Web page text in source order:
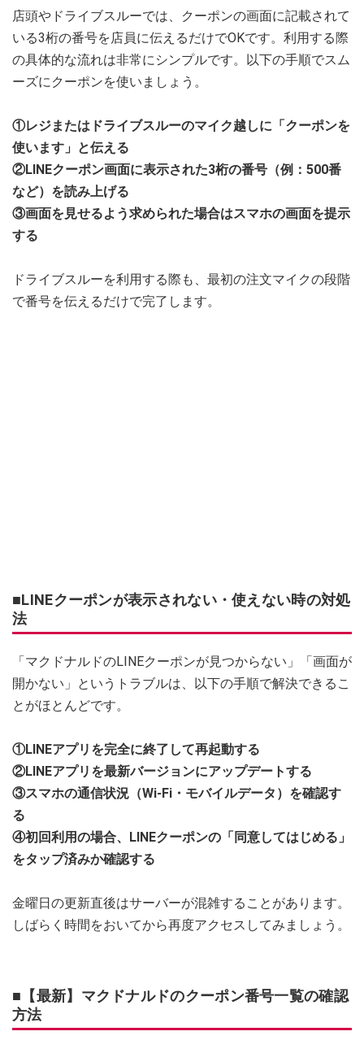
店頭やドライブスルーでは、クーポンの画面に記載されて
いる3桁の番号を店員に伝えるだけでOKです。利用する際
の具体的な流れは非常にシンプルです。以下の手順でスム
ーズにクーポンを使いましょう。
①レジまたはドライブスルーのマイク越しに「クーポンを
使います」と伝える
②LINEクーポン画面に表示された3桁の番号（例：500番
など）を読み上げる
③画面を見せるよう求められた場合はスマホの画面を提示
する
ドライブスルーを利用する際も、最初の注文マイクの段階
で番号を伝えるだけで完了します。
■LINEクーポンが表示されない・使えない時の対処
法
「マクドナルドのLINEクーポンが見つからない」「画面が
開かない」というトラブルは、以下の手順で解決できるこ
とがほとんどです。
①LINEアプリを完全に終了して再起動する
②LINEアプリを最新バージョンにアップデートする
③スマホの通信状況（Wi-Fi・モバイルデータ）を確認す
る
④初回利用の場合、LINEクーポンの「同意してはじめる」
をタップ済みか確認する
金曜日の更新直後はサーバーが混雑することがあります。
しばらく時間をおいてから再度アクセスしてみましょう。
■【最新】マクドナルドのクーポン番号一覧の確認
方法